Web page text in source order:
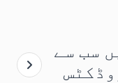
سب سے